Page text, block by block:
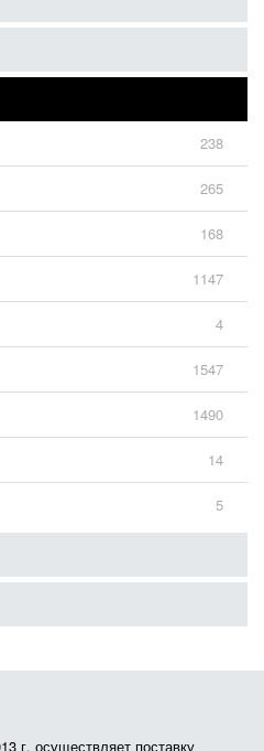
238
265
168
1147
4
1547
1490
14
5
г. осуществляет поставку